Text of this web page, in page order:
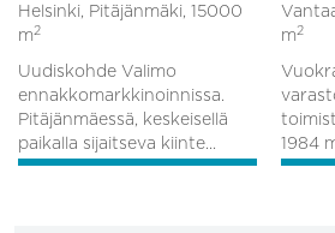
Helsinki, Pitäjänmäki, 15000
m 2
Uudiskohde Valimo
ennakkomarkkinoinnissa.
Pitäjänmäessä, keskeisellä
paikalla sijaitseva kiinte...
m 2
1984